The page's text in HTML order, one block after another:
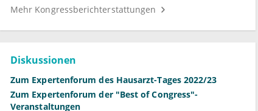
Mehr Kongressberichterstattungen
Diskussionen
Zum Expertenforum des Hausarzt-Tages 2022/23
Zum Expertenforum der "Best of Congress"-
Veranstaltungen